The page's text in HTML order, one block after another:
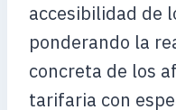
accesibilidad de
ponderando la
concreta de los
tarifaria con